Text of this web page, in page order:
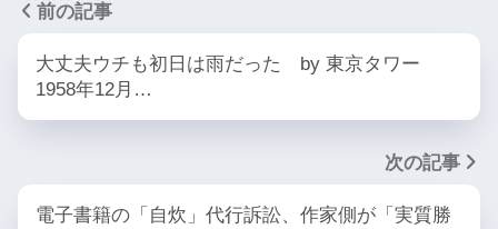
前の記事
大丈夫ウチも初日は雨だった by 東京タワー
1958年12月…
次の記事
電子書籍の「自炊」代行訴訟、作家側が「実質勝